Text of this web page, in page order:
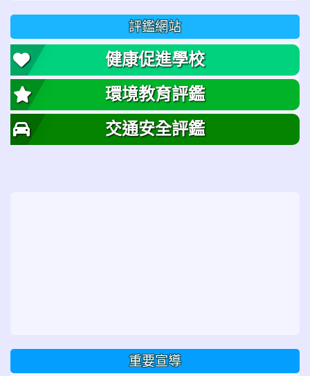
評鑑網站
健康促進學校
環境教育評鑑
交通安全評鑑
重要宣導